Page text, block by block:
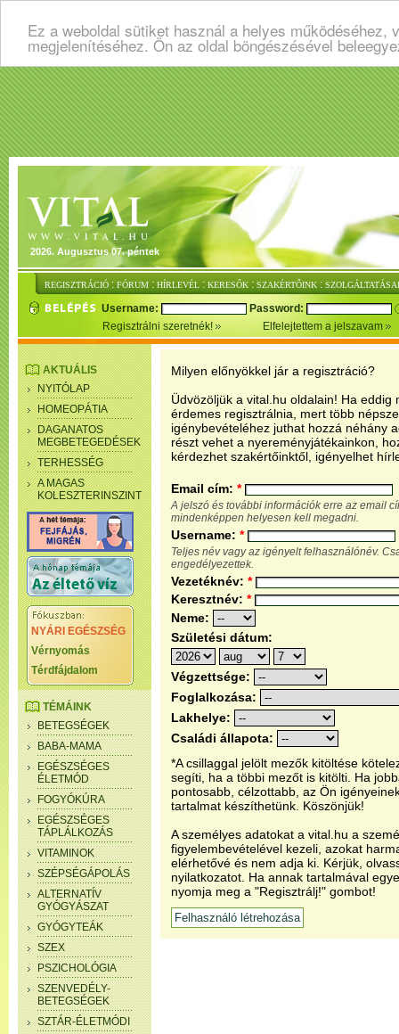
Ez a weboldal sütiket használ a helyes
megjelenítéséhez. Ön az oldal böngészésével
2026. Augusztus 07. péntek
REGISZTRÁCIÓ : FÓRUM : HÍRLEVÉL : KERESŐK : SZAKÉRTŐINK :
Username:
Password:
Regisztrálni szeretnék!
Elfelejtettem a jelszavam
AKTUÁLIS
NYITÓLAP
HOMEOPÁTIA
DAGANATOS
MEGBETEGEDÉSEK
TERHESSÉG
A MAGAS
KOLESZTERINSZINT
NYÁRI EGÉSZSÉG
Vérnyomás
Térdfájdalom
TÉMÁINK
BETEGSÉGEK
BABA-MAMA
EGÉSZSÉGES
ÉLETMÓD
FOGYÓKÚRA
EGÉSZSÉGES
TÁPLÁLKOZÁS
VITAMINOK
SZÉPSÉGÁPOLÁS
ALTERNATÍV
GYÓGYÁSZAT
GYÓGYTEÁK
SZEX
PSZICHOLÓGIA
SZENVEDÉLY-
BETEGSÉGEK
SZTÁR-ÉLETMÓDI
Milyen előnyökkel jár a regisztráció?
Üdvözöljük a vital.hu oldalain! Ha eddig
érdemes regisztrálnia, mert több
igénybevételéhez juthat hozzá néhány
részt vehet a nyereményjátékainkon,
kérdezhet szakértőinktől, igényelhet
Email cím: *
A jelszó és további információk erre az email
mindenképpen helyesen kell megadni.
Username: *
Teljes név vagy az igényelt felhasználónév.
engedélyezettek.
Vezetéknév: *
Keresztnév: *
Neme:
Születési dátum:
Végzettsége:
Foglalkozása:
Lakhelye:
Családi állapota:
*A csillaggal jelölt mezők kitöltése
segíti, ha a többi mezőt is kitölti. Ha
pontosabb, célzottabb, az Ön
tartalmat készíthetünk. Köszönjük!
A személyes adatokat a vital.hu a
figyelembevételével kezeli, azokat
elérhetővé és nem adja ki. Kérjük,
nyilatkozatot. Ha annak tartalmával
nyomja meg a "Regisztrálj!" gombot!